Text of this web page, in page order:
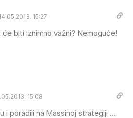
14.05.2013. 15:27
biti iznimno važni? Nemoguće!
15:08
i poradili na Massinoj strategiji …